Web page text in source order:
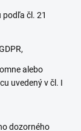
čl. 21
alebo
uvedený v čl. I
dozorného